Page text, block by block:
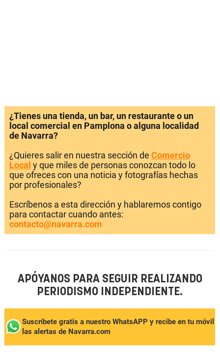
¿Tienes una tienda, un bar, un restaurante o un
local comercial en Pamplona o alguna localidad
de Navarra?
¿Quieres salir en nuestra sección de Comercio
Local y que miles de personas conozcan todo lo
que ofreces con una noticia y fotografías hechas
por profesionales?
Escríbenos a esta dirección y hablaremos contigo
para contactar cuando antes:
contacto@navarra.com
APÓYANOS PARA SEGUIR REALIZANDO
PERIODISMO INDEPENDIENTE.
Suscríbete gratis a nuestro WhatsAPP y recibe en tu móvil
las alertas de Navarra.com